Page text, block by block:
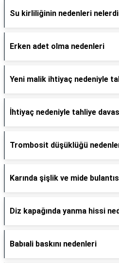
Su kirliliğinin nedenleri
Erken adet olma nedenleri
Yeni malik ihtiyaç nedeniyle
İhtiyaç nedeniyle tahliye
Trombosit düşüklüğü
Karında şişlik ve mide
Diz kapağında yanma hissi
Babıali baskını nedenleri